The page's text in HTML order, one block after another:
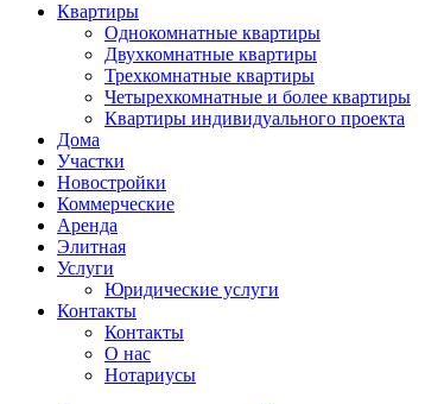
Квартиры
Однокомнатные квартиры
Двухкомнатные квартиры
Трехкомнатные квартиры
Четырехкомнатные и более квартиры
Квартиры индивидуального проекта
Дома
Участки
Новостройки
Коммерческие
Аренда
Элитная
Услуги
Юридические услуги
Контакты
Контакты
О нас
Нотариусы